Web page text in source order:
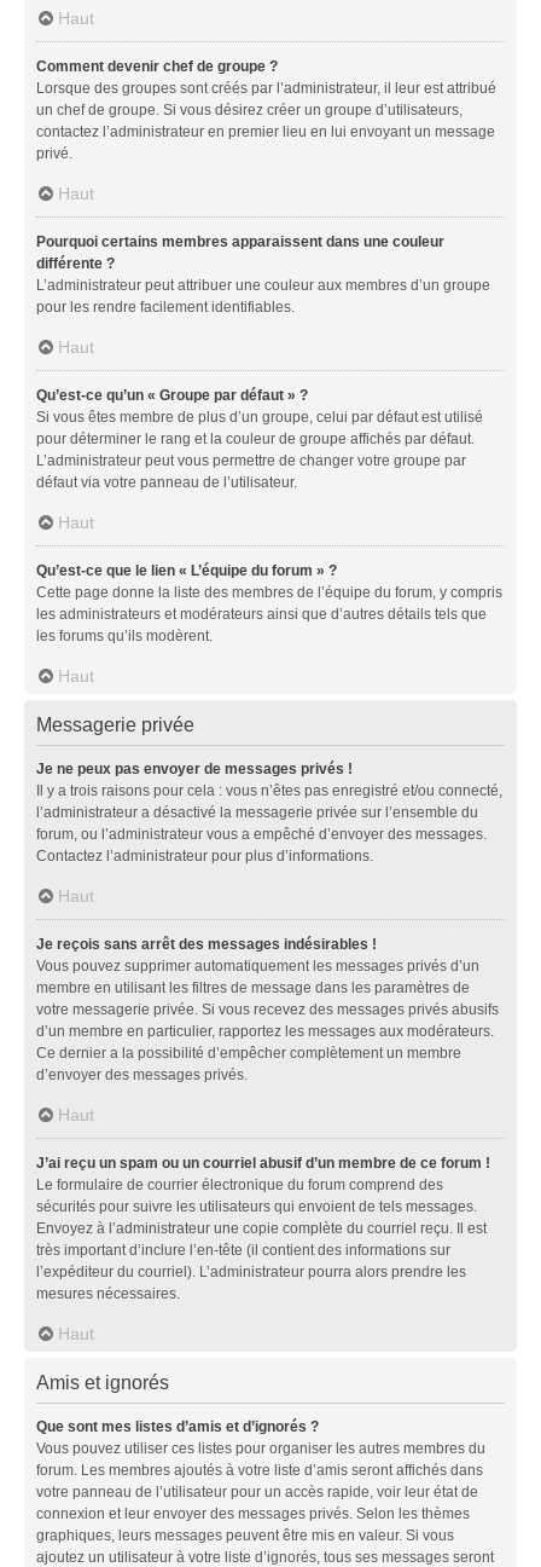
Haut
Comment devenir chef de groupe ?
Lorsque des groupes sont créés par l’administrateur, il leur est attribué
un chef de groupe. Si vous désirez créer un groupe d’utilisateurs,
contactez l’administrateur en premier lieu en lui envoyant un message
privé.
Haut
Pourquoi certains membres apparaissent dans une couleur
différente ?
L’administrateur peut attribuer une couleur aux membres d’un groupe
pour les rendre facilement identifiables.
Haut
Qu’est-ce qu’un « Groupe par défaut » ?
Si vous êtes membre de plus d’un groupe, celui par défaut est utilisé
pour déterminer le rang et la couleur de groupe affichés par défaut.
L’administrateur peut vous permettre de changer votre groupe par
défaut via votre panneau de l’utilisateur.
Haut
Qu’est-ce que le lien « L’équipe du forum » ?
Cette page donne la liste des membres de l’équipe du forum, y compris
les administrateurs et modérateurs ainsi que d’autres détails tels que
les forums qu’ils modèrent.
Haut
Messagerie privée
Je ne peux pas envoyer de messages privés !
Il y a trois raisons pour cela : vous n’êtes pas enregistré et/ou connecté,
l’administrateur a désactivé la messagerie privée sur l’ensemble du
forum, ou l’administrateur vous a empêché d’envoyer des messages.
Contactez l’administrateur pour plus d’informations.
Haut
Je reçois sans arrêt des messages indésirables !
Vous pouvez supprimer automatiquement les messages privés d’un
membre en utilisant les filtres de message dans les paramètres de
votre messagerie privée. Si vous recevez des messages privés abusifs
d’un membre en particulier, rapportez les messages aux modérateurs.
Ce dernier a la possibilité d’empêcher complètement un membre
d’envoyer des messages privés.
Haut
J’ai reçu un spam ou un courriel abusif d’un membre de ce forum !
Le formulaire de courrier électronique du forum comprend des
sécurités pour suivre les utilisateurs qui envoient de tels messages.
Envoyez à l’administrateur une copie complète du courriel reçu. Il est
très important d’inclure l’en-tête (il contient des informations sur
l’expéditeur du courriel). L’administrateur pourra alors prendre les
mesures nécessaires.
Haut
Amis et ignorés
Que sont mes listes d’amis et d’ignorés ?
Vous pouvez utiliser ces listes pour organiser les autres membres du
forum. Les membres ajoutés à votre liste d’amis seront affichés dans
votre panneau de l’utilisateur pour un accès rapide, voir leur état de
connexion et leur envoyer des messages privés. Selon les thèmes
graphiques, leurs messages peuvent être mis en valeur. Si vous
ajoutez un utilisateur à votre liste d’ignorés, tous ses messages seront